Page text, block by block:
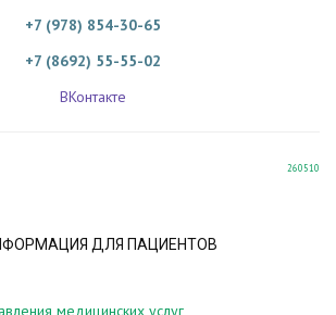
+7 (978) 854-30-65
+7 (8692) 55-55-02
ВКонтакте
260510
ДЛЯ ПАЦИЕНТОВ
медицинских услуг